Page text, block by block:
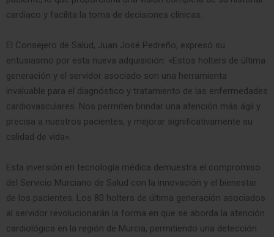
cardíaco y facilita la toma de decisiones clínicas.
El Consejero de Salud, Juan José Pedreño, expresó su
entusiasmo por esta nueva adquisición: «Estos holters de última
generación y el servidor asociado son una herramienta
invaluable para el diagnóstico y tratamiento de las enfermedades
cardiovasculares. Nos permiten brindar una atención más ágil y
precisa a nuestros pacientes, y mejorar significativamente su
calidad de vida».
Esta inversión en tecnología médica demuestra el compromiso
del Servicio Murciano de Salud con la innovación y el bienestar
de los pacientes. Los 80 holters de última generación asociados
al servidor revolucionarán la forma en que se aborda la atención
cardiológica en la región de Murcia, permitiendo una detección